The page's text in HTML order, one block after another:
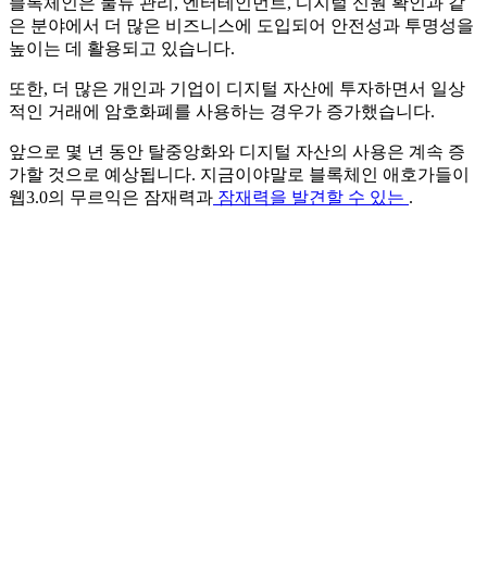
은 분야에서 더 많은 비즈니스에 도입되어 안전성과 투명성을
높이는 데 활용되고 있습니다.
또한, 더 많은 개인과 기업이 디지털 자산에 투자하면서 일상
적인 거래에 암호화폐를 사용하는 경우가 증가했습니다.
앞으로 몇 년 동안 탈중앙화와 디지털 자산의 사용은 계속 증
가할 것으로 예상됩니다. 지금이야말로 블록체인 애호가들이
웹3.0의 무르익은 잠재력과 잠재력을 발견할 수 있는 .